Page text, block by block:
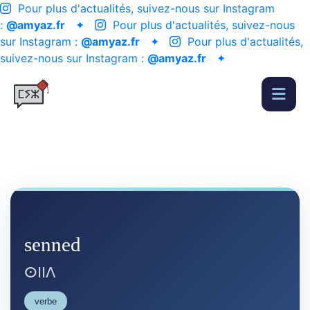
Pour plus d'actualités, suivez-nous sur Instagram
: @amyaz.fr ✦
Pour plus d'actualités, suivez-nous
sur Instagram : @amyaz.fr ✦
Pour plus d'actualités,
suivez-nous sur Instagram : @amyaz.fr ✦
senned
ⵙⵏⵏⴷ
verbe